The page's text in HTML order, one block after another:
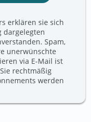
erklären sie sich
dargelegten
Spam,
unerwünschte
via E-Mail ist
rechtmäßig
werden